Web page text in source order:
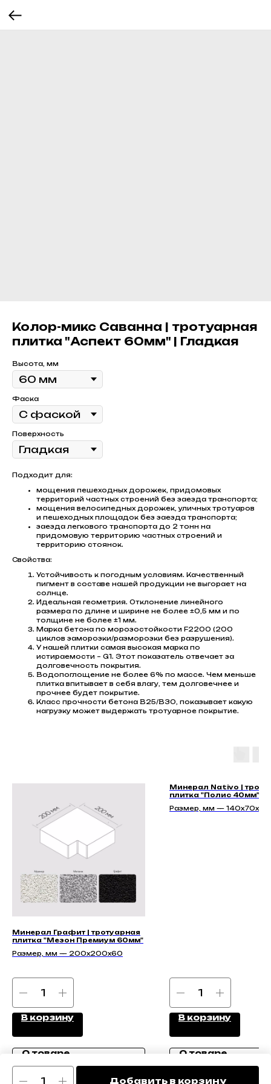
Колор-микс Саванна | тротуарная
плитка "Аспект 60мм" | Гладкая
Высота, мм
Фаска
Поверхность
Добавить в корзину
Подходит для:
мощения пешеходных дорожек, придомовых
территорий частных строений без заезда транспорта;
мощения велосипедных дорожек, уличных тротуаров
и пешеходных площадок без заезда транспорта;
заезда легкового транспорта до 2 тонн на
придомовую территорию частных строений и
территорию стоянок.
Свойства:
Устойчивость к погодным условиям. Качественный
пигмент в составе нашей продукции не выгорает на
солнце.
Идеальная геометрия. Отклонение линейного
размера по длине и ширине не более ±0,5 мм и по
толщине не более ±1 мм.
Марка бетона по морозостойкости F2200 (200
циклов заморозки/разморозки без разрушения).
У нашей плитки самая высокая марка по
истираемости – G1. Этот показатель отвечает за
долговечность покрытия.
Водопоглощение не более 6% по массе. Чем меньше
плитка впитывает в себя влагу, тем долговечнее и
прочнее будет покрытие.
Класс прочности бетона В25/В30, показывает какую
нагрузку может выдержать тротуарное покрытие.
Минерал Графит | тротуарная
плитка "Мезон Премиум 60мм"
Размер, мм — 200х200х60
В корзину
О товаре
Минерал Nativo |
плитка "Полис 40мм"
Размер, мм —
В корзину
О товаре